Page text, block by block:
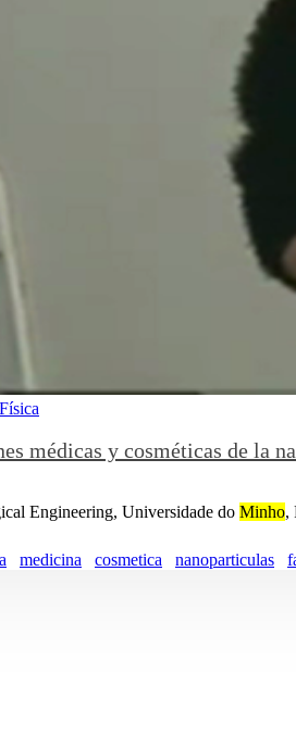
médicas y cosméticas de la
Engineering, Universidade do Minho,
medicina cosmetica nanoparticulas